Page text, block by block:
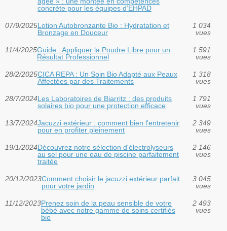
concrète pour les équipes d’EHPAD
07/9/2025Lotion Autobronzante Bio : Hydratation et
Bronzage en Douceur
1 034
vues
11/4/2025Guide : Appliquer la Poudre Libre pour un
Résultat Professionnel
1 591
vues
28/2/2025CICA REPA : Un Soin Bio Adapté aux Peaux
Affectées par des Traitements
1 318
vues
28/7/2024Les Laboratoires de Biarritz : des produits
solaires bio pour une protection efficace
1 791
vues
13/7/2024Jacuzzi extérieur : comment bien l'entretenir
pour en profiter pleinement
2 349
vues
19/1/2024Découvrez notre sélection d'électrolyseurs
au sel pour une eau de piscine parfaitement
traitée
2 146
vues
20/12/2023Comment choisir le jacuzzi extérieur parfait
pour votre jardin
3 045
vues
11/12/2023Prenez soin de la peau sensible de votre
bébé avec notre gamme de soins certifiés
bio
2 493
vues